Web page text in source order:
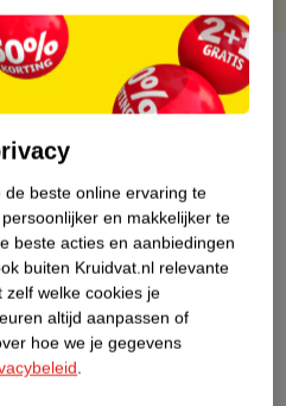
heeft (nog) geen Nature
beste online ervaring te
en makkelijker te
beste acties en aanbiedingen
buiten Kruidvat.nl relevante
zelf welke cookies je
altijd aanpassen of
hoe we je gegevens
.